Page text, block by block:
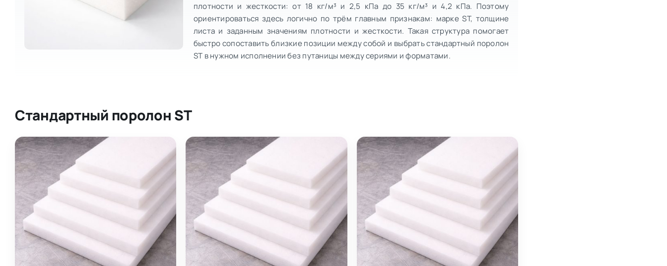
плотности и жесткости: от 18 кг/м³ и 2,5 кПа до 35 кг/м³ и 4,2 кПа. Поэтому
ориентироваться здесь логично по трём главным признакам: марке ST, толщине
листа и заданным значениям плотности и жесткости. Такая структура помогает
быстро сопоставить близкие позиции между собой и выбрать стандартный поролон
ST в нужном исполнении без путаницы между сериями и форматами.
Стандартный поролон ST